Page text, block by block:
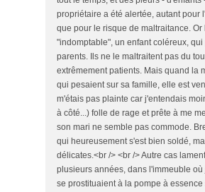
propriétaire a été alertée, autant pour
que pour le risque de maltraitance. Or
"indomptable", un enfant coléreux,
parents. Ils ne le maltraitent pas du
extrêmement patients. Mais quand la
qui pesaient sur sa famille, elle est
m'étais pas plainte car j'entendais
à côté...) folle de rage et prête à me
son mari ne semble pas commode.
qui heureusement s'est bien soldé,
délicates.<br /> <br /> Autre cas
plusieurs années, dans l'immeuble
se prostituaient à la pompe à